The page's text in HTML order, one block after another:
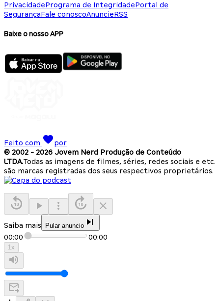
PrivacidadePrograma de IntegridadePortal de
SegurançaFale conoscoAnuncieRSS
Baixe o nosso APP
Feito com
por
© 2002 - 2026 Jovem Nerd Produção de Conteúdo
LTDA.Todas as imagens de filmes, séries, redes sociais e etc.
são marcas registradas dos seus respectivos proprietários.
Saiba mais Pular anuncio
00:00 00:00
1x